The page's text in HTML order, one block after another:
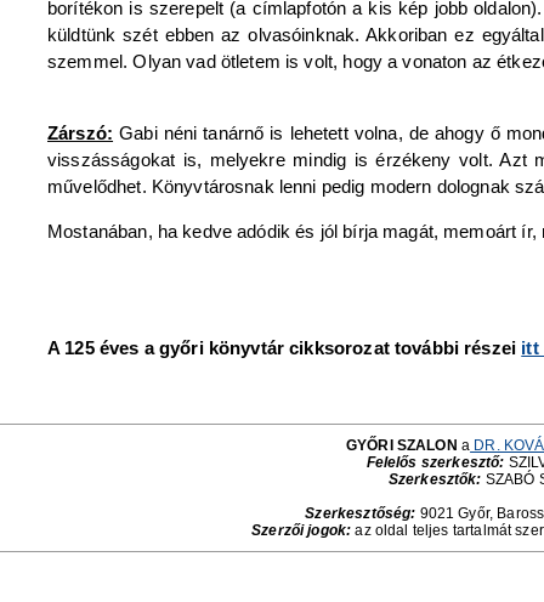
borítékon is szerepelt (a címlapfotón a kis kép jobb
küldtünk szét ebben az olvasóinknak. Akkoriban ez
szemmel. Olyan vad ötletem is volt, hogy a vonaton az
Zárszó: Gabi néni tanárnő is lehetett volna, de ahogy ő
visszásságokat is, melyekre mindig is érzékeny volt. Azt
művelődhet. Könyvtárosnak lenni pedig modern dolognak
Mostanában, ha kedve adódik és jól bírja magát, memoárt
A 125 éves a győri könyvtár cikksorozat további részei itt
GYŐRI SZALON a DR.
Felelős szerkesztő:
Szerkesztők: SZABÓ
Szerkesztőség: 9021 Győr,
Szerzői jogok: az oldal teljes tartalmát